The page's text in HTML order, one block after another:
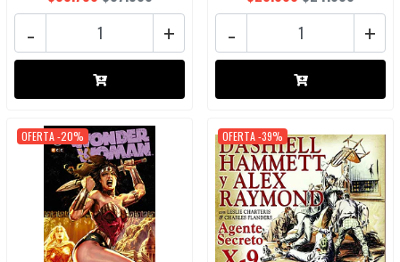
+
- +
-
OFERTA -20% OFERTA -39%